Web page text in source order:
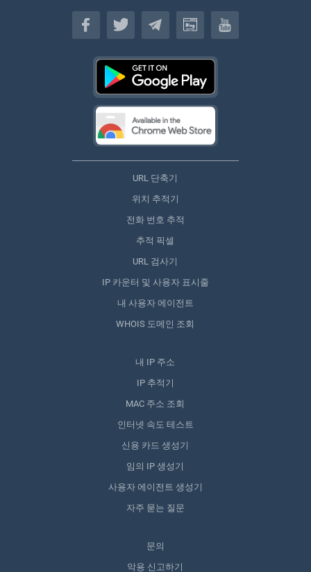
한국인
URL 단축기
위치 추적기
전화 번호 추적
추적 픽셀
URL 검사기
IP 카운터 및 사용자 표시줄
내 사용자 에이전트
WHOIS 도메인 조회
내 IP 주소
IP 추적기
MAC 주소 조회
인터넷 속도 테스트
신용 카드 생성기
임의 IP 생성기
사용자 에이전트 생성기
자주 묻는 질문
문의
악용 신고하기